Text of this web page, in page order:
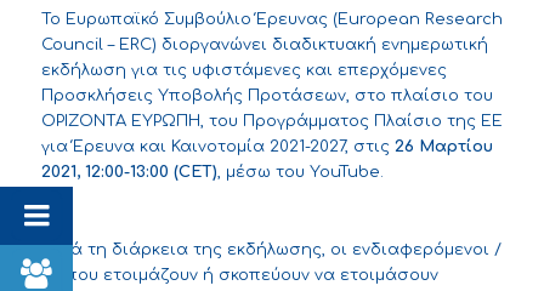
Το Ευρωπαϊκό Συμβούλιο Έρευνας (European Research
Council – ERC) διοργανώνει διαδικτυακή ενημερωτική
εκδήλωση για τις υφιστάμενες και επερχόμενες
Προσκλήσεις Υποβολής Προτάσεων, στο πλαίσιο του
ΟΡΙΖΟΝΤΑ ΕΥΡΩΠΗ, του Προγράμματος Πλαίσιο της ΕΕ
για Έρευνα και Καινοτομία 2021-2027, στις 26 Μαρτίου
2021, 12:00-13:00 (CET), μέσω του YouTube.
Κατά τη διάρκεια της εκδήλωσης, οι ενδιαφερόμενοι /
ες που ετοιμάζουν ή σκοπεύουν να ετοιμάσουν